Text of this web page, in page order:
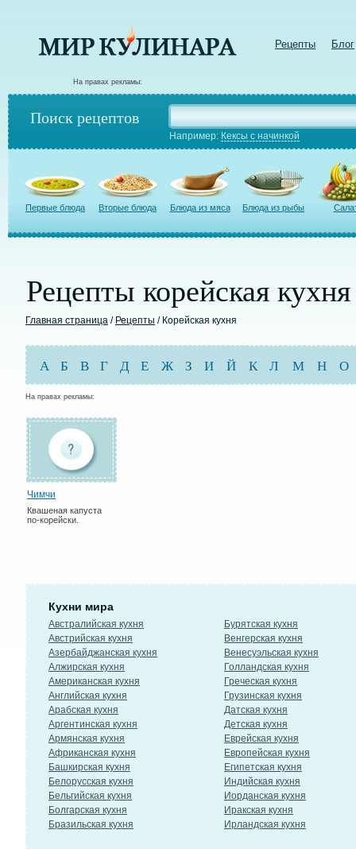
Рецепты Блог
На правах рекламы:
Поиск рецептов
Например: Кексы с начинкой
Первые блюда Вторые блюда Блюда из мяса Блюда из рыбы
Рецепты корейская кухня
Главная страница / Рецепты / Корейская кухня
А Б В Г Д Е Ж З И Й К Л М Н О
На правах рекламы:
Чимчи
Квашеная капуста
по-корейски.
Кухни мира
Австралийская кухня
Австрийская кухня
Азербайджанская кухня
Алжирская кухня
Американская кухня
Английская кухня
Арабская кухня
Аргентинская кухня
Армянская кухня
Африканская кухня
Башкирская кухня
Белорусская кухня
Бельгийская кухня
Болгарская кухня
Бразильская кухня
Бурятская кухня
Венгерская кухня
Венесуэльская кухня
Голландская кухня
Греческая кухня
Грузинская кухня
Датская кухня
Детская кухня
Еврейская кухня
Европейская кухня
Египетская кухня
Индийская кухня
Иорданская кухня
Иракская кухня
Ирландская кухня